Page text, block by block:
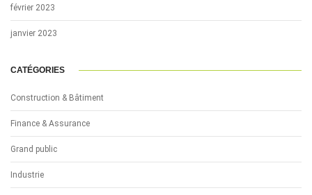
février 2023
janvier 2023
CATÉGORIES
Construction & Bâtiment
Finance & Assurance
Grand public
Industrie